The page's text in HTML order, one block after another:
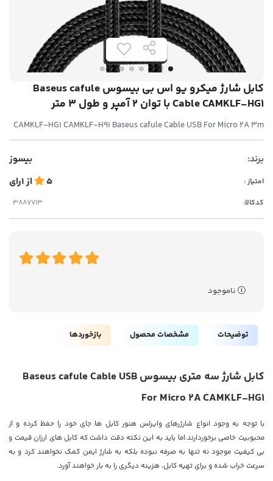
کابل شارژ میکرو یو اس بی بیسوس Baseus cafule
Cable CAMKLF-HG1 با توان 2 آمپر و طول 3 متر
CAMKLF-HG1 CAMKLF-H91 Baseus cafule Cable USB For Micro 2A 3m
برند: بیسوز
امتیاز : 5 از1رای
کدکالا:
ناموجود
توضیحات مشخصات محصول بازخوردها
کابل شارژ سه متری بیسوسBaseus cafule Cable USB
For Micro 2ACAMKLF-HG1
با توجه به وجود انواع شارژرهای وایرلس هنور کابل ها جای خود را حفظ کرده و از
محبوبیت خاصی برخوردارند.اما باید به این نکته دقت داشت که کابل های ارزان قیمت و
بی کیفیت موجود نه تنها به صرفه نبوده بلکه به شارژ ایمن کمک نخواهند کرد و به
سرعت خراب شده و برای تهیه کابل، هزینه دیگری را به بار خواهند آورد.